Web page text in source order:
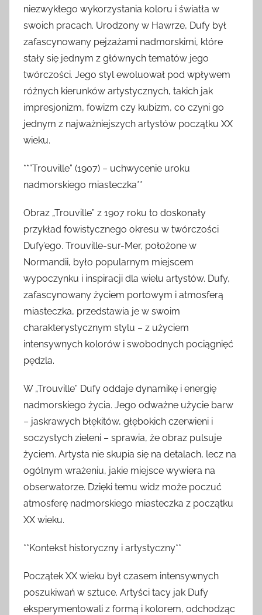
niezwykłego wykorzystania koloru i światła w
swoich pracach. Urodzony w Hawrze, Dufy był
zafascynowany pejzażami nadmorskimi, które
stały się jednym z głównych tematów jego
twórczości. Jego styl ewoluował pod wpływem
różnych kierunków artystycznych, takich jak
impresjonizm, fowizm czy kubizm, co czyni go
jednym z najważniejszych artystów początku XX
wieku.
**”Trouville” (1907) – uchwycenie uroku
nadmorskiego miasteczka**
Obraz „Trouville” z 1907 roku to doskonały
przykład fowistycznego okresu w twórczości
Dufy’ego. Trouville-sur-Mer, położone w
Normandii, było popularnym miejscem
wypoczynku i inspiracji dla wielu artystów. Dufy,
zafascynowany życiem portowym i atmosferą
miasteczka, przedstawia je w swoim
charakterystycznym stylu – z użyciem
intensywnych kolorów i swobodnych pociągnięć
pędzla.
W „Trouville” Dufy oddaje dynamikę i energię
nadmorskiego życia. Jego odważne użycie barw
– jaskrawych błękitów, głębokich czerwieni i
soczystych zieleni – sprawia, że obraz pulsuje
życiem. Artysta nie skupia się na detalach, lecz na
ogólnym wrażeniu, jakie miejsce wywiera na
obserwatorze. Dzięki temu widz może poczuć
atmosferę nadmorskiego miasteczka z początku
XX wieku.
**Kontekst historyczny i artystyczny**
Początek XX wieku był czasem intensywnych
poszukiwań w sztuce. Artyści tacy jak Dufy
eksperymentowali z formą i kolorem, odchodząc